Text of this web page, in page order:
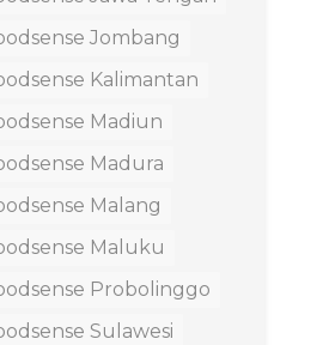
Jombang
Kalimantan
Madiun
Madura
Malang
Maluku
Probolinggo
Sulawesi